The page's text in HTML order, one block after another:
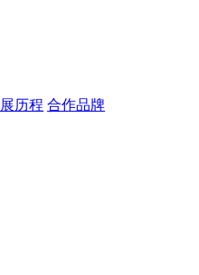
历程 合作品牌